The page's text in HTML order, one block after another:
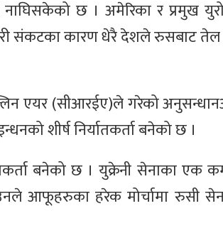
छ । अमेरिका र प्रमुख
संकटका कारण धेरै देशले रुसबाट
एयर (सीआरईए)ले गरेको
शीर्ष निर्यातकर्ता बनेको छ ।
बनेको छ । युक्रेनी सेनाका एक
आफूहरुका हरेक मोर्चामा रुसी